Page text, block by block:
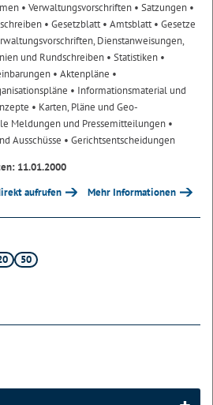
• Verwaltungsvorschriften • Satzungen •
• Gesetzblatt• Amtsblatt• Gesetze
Dienstanweisungen,
und Rundschreiben • Statistiken •
• Aktenpläne •
• Informationsmaterial und
• Karten, Pläne und Geo-
Meldungen und Pressemitteilungen •
Ausschüsse • Gerichtsentscheidungen
11.01.2000
aufrufen Mehr Informationen
50